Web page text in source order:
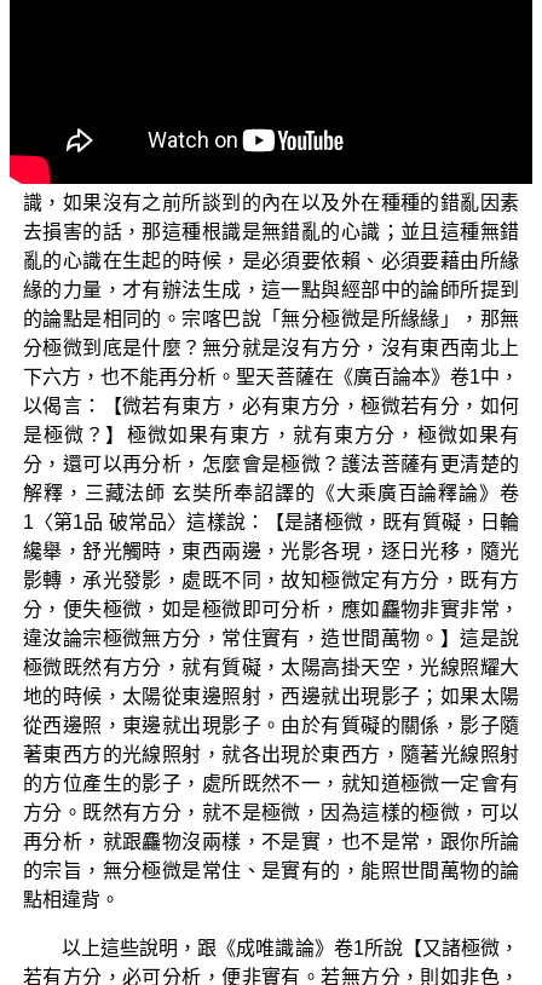
這些極微是微塵當中最究竟的，沒有辦法再去分析，也沒
有方位，這就是無分極微。它是根識的所緣緣，所以根與
識，如果沒有之前所談到的內在以及外在種種的錯亂因素
去損害的話，那這種根識是無錯亂的心識；並且這種無錯
亂的心識在生起的時候，是必須要依賴、必須要藉由所緣
緣的力量，才有辦法生成，這一點與經部中的論師所提到
的論點是相同的。宗喀巴說「無分極微是所緣緣」，那無
分極微到底是什麼？無分就是沒有方分，沒有東西南北上
下六方，也不能再分析。聖天菩薩在《廣百論本》卷1中，
以偈言：【微若有東方，必有東方分，極微若有分，如何
是極微？】極微如果有東方，就有東方分，極微如果有
分，還可以再分析，怎麼會是極微？護法菩薩有更清楚的
解釋，三藏法師 玄奘所奉詔譯的《大乘廣百論釋論》卷
1〈第1品 破常品〉這樣說：【是諸極微，既有質礙，日輪
纔舉，舒光觸時，東西兩邊，光影各現，逐日光移，隨光
影轉，承光發影，處既不同，故知極微定有方分，既有方
分，便失極微，如是極微即可分析，應如麤物非實非常，
違汝論宗極微無方分，常住實有，造世間萬物。】這是說
極微既然有方分，就有質礙，太陽高掛天空，光線照耀大
地的時候，太陽從東邊照射，西邊就出現影子；如果太陽
從西邊照，東邊就出現影子。由於有質礙的關係，影子隨
著東西方的光線照射，就各出現於東西方，隨著光線照射
的方位產生的影子，處所既然不一，就知道極微一定會有
方分。既然有方分，就不是極微，因為這樣的極微，可以
再分析，就跟麤物沒兩樣，不是實，也不是常，跟你所論
的宗旨，無分極微是常住、是實有的，能照世間萬物的論
點相違背。
以上這些說明，跟《成唯識論》卷1所說【又諸極微，
若有方分，必可分析，便非實有。若無方分，則如非色，